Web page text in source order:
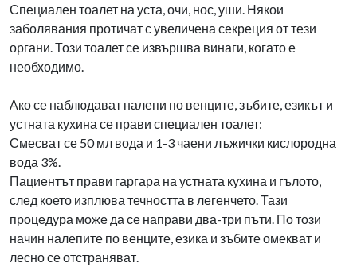
Специален тоалет на уста, очи, нос, уши. Някои
заболявания протичат с увеличена секреция от тези
органи. Този тоалет се извършва винаги, когато е
необходимо.
Ако се наблюдават налепи по венците, зъбите, езикът и
устната кухина се прави специален тоалет:
Смесват се 50 мл вода и 1-3 чаени лъжички кислородна
вода 3%.
Пациентът прави гаргара на устната кухина и гълото,
след което изплюва течността в легенчето. Тази
процедура може да се направи два-три пъти. По този
начин налепите по венците, езика и зъбите омекват и
лесно се отстраняват.